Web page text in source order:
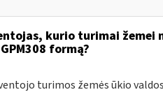
kurio turimai
formą?
turimos žemės ūkio